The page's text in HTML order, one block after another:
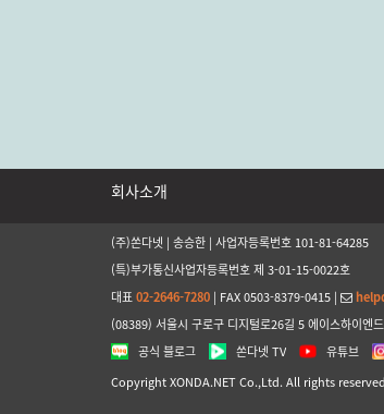
회사소개
(주)쏜다넷 | 송승한 | 사업자등록번호 101-81-64285
(특)부가통신사업자등록번호 제 3-01-15-0022호
대표02-2646-7280 | FAX 0503-8379-0415 |
(08389) 서울시 구로구 디지털로26길 5 에이스하이엔
공식 블로그
쏜다넷 TV 유튜브
Copyright XONDA.NET Co.,Ltd. All rights